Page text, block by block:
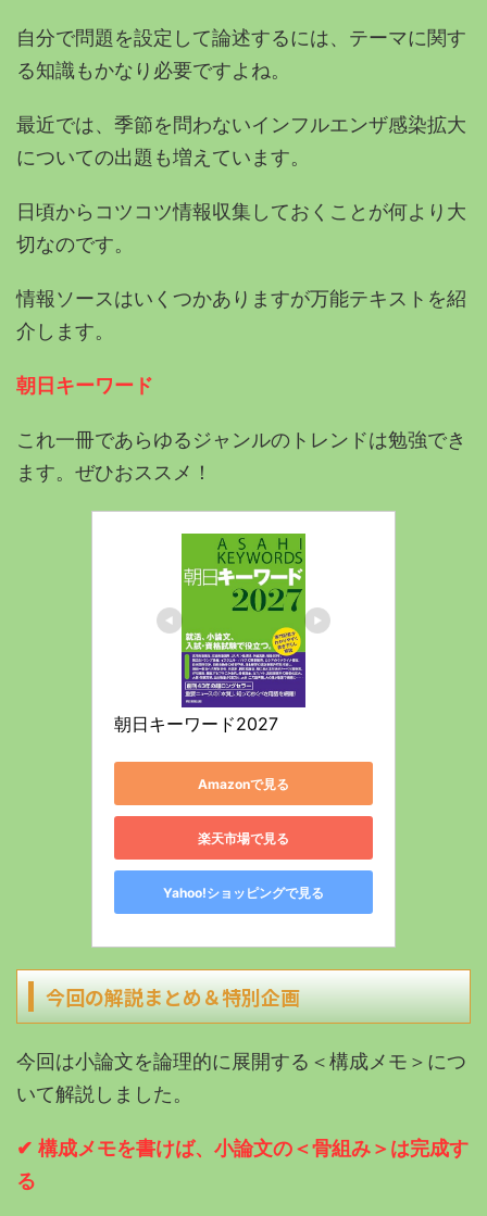
自分で問題を設定して論述するには、テーマに関す
る知識もかなり必要ですよね。
最近では、季節を問わないインフルエンザ感染拡大
についての出題も増えています。
日頃からコツコツ情報収集しておくことが何より大
切なのです。
情報ソースはいくつかありますが万能テキストを紹
介します。
朝日キーワード
これ一冊であらゆるジャンルのトレンドは勉強でき
ます。ぜひおススメ！
朝日キーワード2027
Amazonで見る
楽天市場で見る
Yahoo!ショッピングで見る
今回の解説まとめ＆特別企画
今回は小論文を論理的に展開する＜構成メモ＞につ
いて解説しました。
✔︎ 構成メモを書けば、小論文の＜骨組み＞は完成す
る